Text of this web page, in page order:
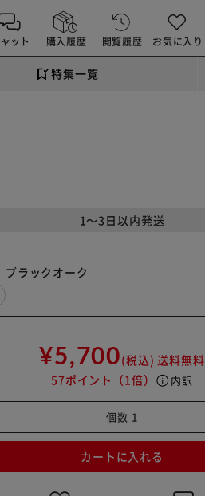
ット 購入履歴 閲覧履歴 お気に入り
特集一覧
1～3日以内発送
ブラックオーク
¥5,700(税込) 送料無料
57ポイント （1倍） info 内訳
カートに入れる